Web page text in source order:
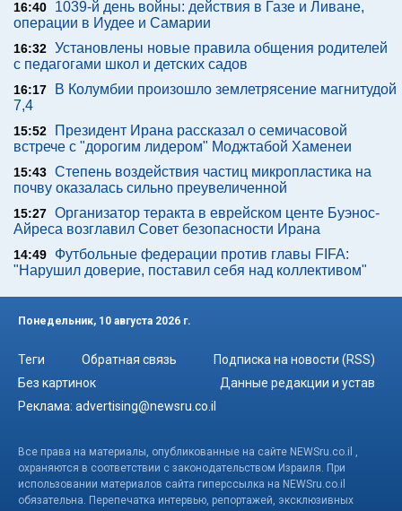
16:40
1039-й день войны: действия в Газе и Ливане,
операции в Иудее и Самарии
16:32 Установлены новые правила общения родителей
с педагогами школ и детских садов
16:17
В Колумбии произошло землетрясение магнитудой
7,4
15:52
Президент Ирана рассказал о семичасовой
встрече с "дорогим лидером" Моджтабой Хаменеи
15:43 Степень воздействия частиц микропластика на
почву оказалась сильно преувеличенной
15:27 Организатор теракта в еврейском центе Буэнос-
Айреса возглавил Совет безопасности Ирана
14:49
Футбольные федерации против главы FIFA:
"Нарушил доверие, поставил себя над коллективом"
Понедельник, 10 августа 2026 г.
Теги Обратная связь
Подписка на новости (RSS)
Без картинок
Данные редакции и устав
Реклама: advertising@newsru.co.il
Все права на материалы, опубликованные на сайте NEWSru.co.il ,
охраняются в соответствии с законодательством Израиля. При
использовании материалов сайта гиперссылка на NEWSru.co.il
обязательна. Перепечатка интервью, репортажей, эксклюзивных